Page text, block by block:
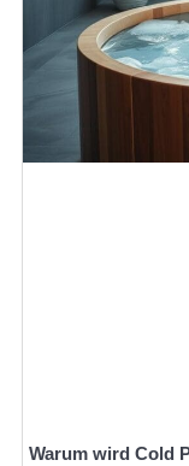
Warum wird Cold